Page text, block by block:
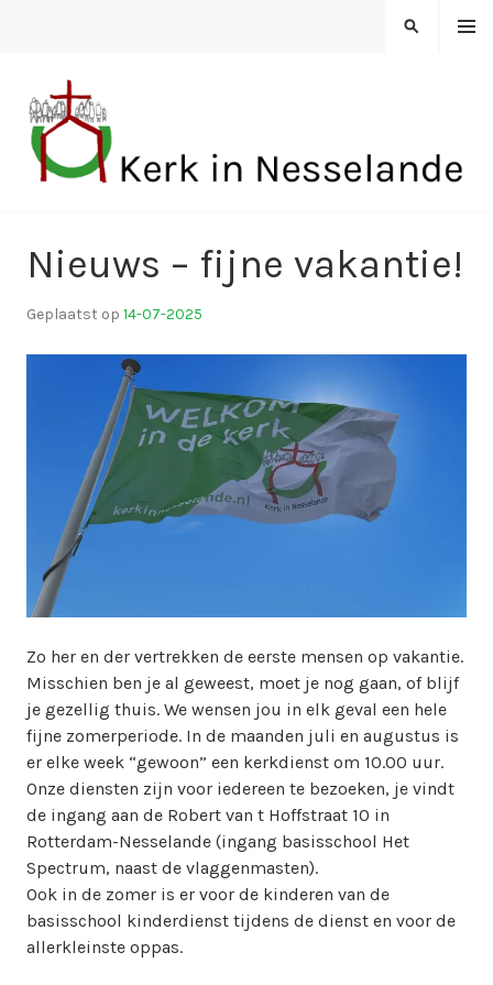
MENU
ZOEKEN
Nieuws – fijne vakantie!
Geplaatst op 14-07-2025
r
k
i
w
t
e
r
Zo her en der vertrekken de eerste mensen op vakantie.
Misschien ben je al geweest, moet je nog gaan, of blijf
je gezellig thuis. We wensen jou in elk geval een hele
fijne zomerperiode. In de maanden juli en augustus is
er elke week “gewoon” een kerkdienst om 10.00 uur.
Onze diensten zijn voor iedereen te bezoeken, je vindt
de ingang aan de Robert van t Hoffstraat 10 in
Rotterdam-Nesselande (ingang basisschool Het
Spectrum, naast de vlaggenmasten).
Ook in de zomer is er voor de kinderen van de
basisschool kinderdienst tijdens de dienst en voor de
allerkleinste oppas.